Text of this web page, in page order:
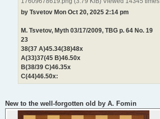
by Tsvetov Mon Oct 20, 2025 2:14 pm
M. Tsvetov, Myth 03/17/2009, TBG p. 64 No. 19
23
38(37 A)45.34(38)48x
A(33)37(45 B)46.50x
B(38/39 C)46.35x
C(44)46.50x:
New to the well-forgotten old by A. Fomin